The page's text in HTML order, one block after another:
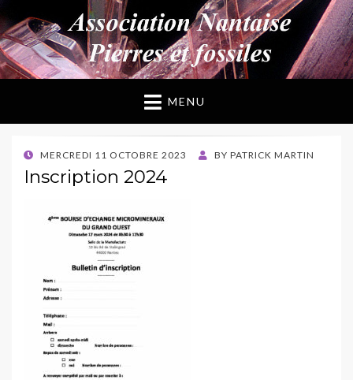
ANPF
Association Nantaise Pierres et Fossiles
MENU
POSTED
ON
MERCREDI 11 OCTOBRE 2023 BY PATRICK MARTIN
Inscription 2024